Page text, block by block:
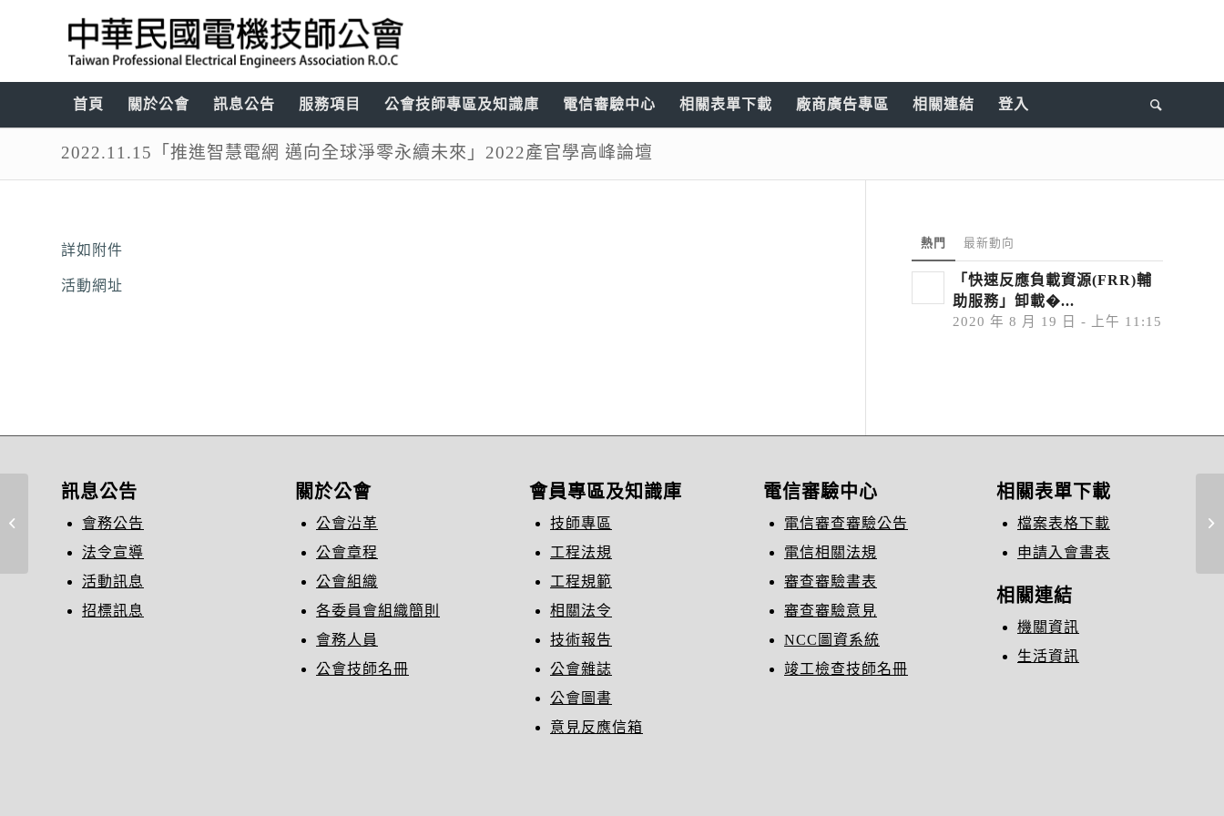
首頁 關於公會 訊息公告 服務項目 公會技師專區及知識庫 電信審驗中心 相關表單下載 廠商廣告專區 相關連結 登入
2022.11.15「推進智慧電網 邁向全球淨零永續未來」2022產官學高峰論壇
詳如附件
活動網址
熱門 最新動向
「快速反應負載資源(FRR)輔
助服務」卸載�...
2020 年 8 月 19 日 - 上午 11:15
訊息公告
會務公告
法令宣導
活動訊息
招標訊息
關於公會
公會沿革
公會章程
公會組織
各委員會組織簡則
會務人員
公會技師名冊
會員專區及知識庫
技師專區
工程法規
工程規範
相關法令
技術報告
公會雜誌
公會圖書
意見反應信箱
電信審驗中心
電信審查審驗公告
電信相關法規
審查審驗書表
審查審驗意見
NCC圖資系統
竣工檢查技師名冊
相關表單下載
檔案表格下載
申請入會書表
相關連結
機關資訊
生活資訊
修正「台灣自來水股份有限公司住
宅類用戶新裝用水設備...